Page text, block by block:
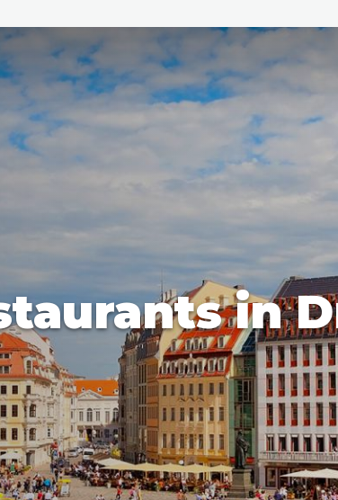
Amsterdam Barcelona Dubai Milaan
Hong Kong München Wenen Budapest
in